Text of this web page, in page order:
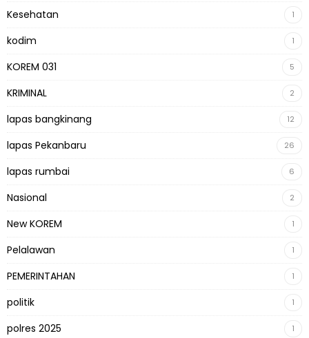
Kesehatan 1
kodim 1
KOREM 031 5
KRIMINAL 2
lapas bangkinang 12
lapas Pekanbaru 26
lapas rumbai 6
Nasional 2
New KOREM 1
Pelalawan 1
PEMERINTAHAN 1
politik 1
polres 2025 1